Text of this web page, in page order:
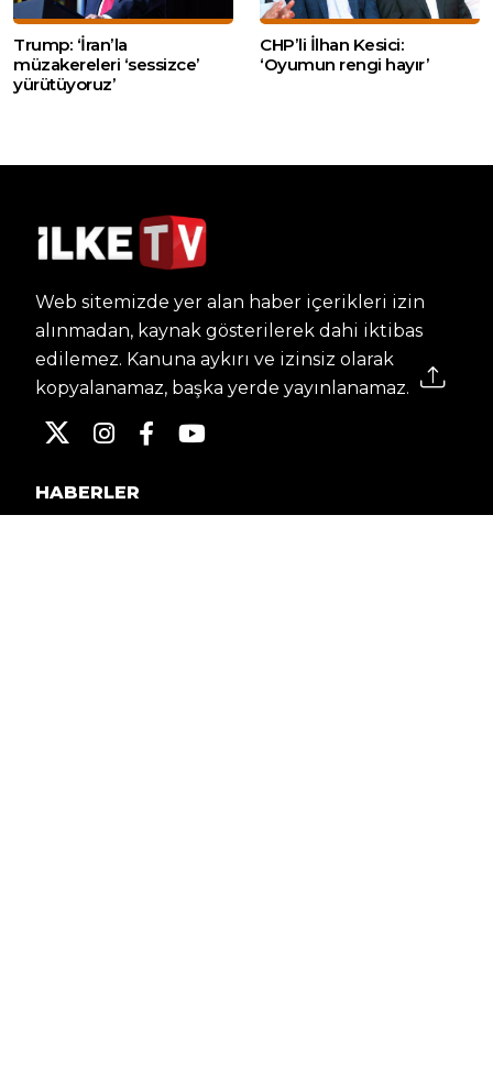
Trump: ‘İran’la
müzakereleri ‘sessizce’
yürütüyoruz’
CHP’li İlhan Kesici:
‘Oyumun rengi hayır’
Web sitemizde yer alan haber içerikleri izin
alınmadan, kaynak gösterilerek dahi iktibas
edilemez. Kanuna aykırı ve izinsiz olarak
kopyalanamaz, başka yerde yayınlanamaz.
HABERLER